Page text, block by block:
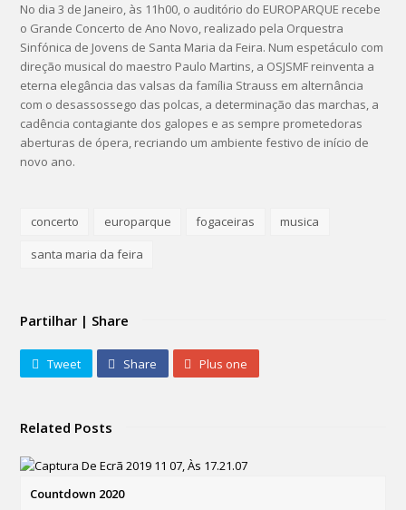
No dia 3 de Janeiro, às 11h00, o auditório do EUROPARQUE recebe
o Grande Concerto de Ano Novo, realizado pela Orquestra
Sinfónica de Jovens de Santa Maria da Feira. Num espetáculo com
direção musical do maestro Paulo Martins, a OSJSMF reinventa a
eterna elegância das valsas da família Strauss em alternância
com o desassossego das polcas, a determinação das marchas, a
cadência contagiante dos galopes e as sempre prometedoras
aberturas de ópera, recriando um ambiente festivo de início de
novo ano.
concerto europarque fogaceiras
musica
santa maria da feira
Partilhar | Share
Tweet Share Plus one
Related Posts
Countdown 2020